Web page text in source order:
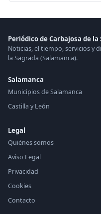
Periódico de Carbajosa de la
Noticias, el tiempo, servicios y
la Sagrada (Salamanca).
Salamanca
Municipios de Salamanca
Castilla y León
Legal
Quiénes somos
Aviso Legal
Privacidad
Cookies
Contacto